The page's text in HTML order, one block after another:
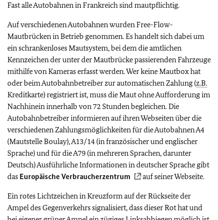
Fast alle Autobahnen in Frankreich sind mautpflichtig.
Auf verschiedenen Autobahnen wurden Free-Flow-
Mautbrücken in Betrieb genommen. Es handelt sich dabei um
ein schrankenloses Mautsystem, bei dem die amtlichen
Kennzeichen der unter der Mautbrücke passierenden Fahrzeuge
mithilfe von Kameras erfasst werden. Wer keine Mautbox hat
oder beim Autobahnbetreiber zur automatischen Zahlung (z.B.
Kreditkarte) registriert ist, muss die Maut ohne Aufforderung im
Nachhinein innerhalb von 72 Stunden begleichen. Die
Autobahnbetreiber informieren auf ihren Webseiten über die
verschiedenen Zahlungsmöglichkeiten für die Autobahnen A4
(Mautstelle Boulay), A13/14 (in französischer und englischer
Sprache) und für die A79 (in mehreren Sprachen, darunter
Deutsch) Ausführliche Informationen in deutscher Sprache gibt
das Europäische Verbraucherzentrum auf seiner Webseite.
Ein rotes Lichtzeichen in Kreuzform auf der Rückseite der
Ampel des Gegenverkehrs signalisiert, dass dieser Rot hat und